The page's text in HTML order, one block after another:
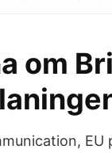
om
EU